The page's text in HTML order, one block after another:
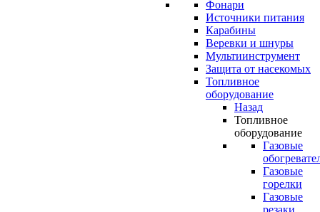
Фонари
Источники питания
Карабины
Веревки и шнуры
Мультиинструмент
Защита от насекомых
Топливное
оборудование
Назад
Топливное
оборудование
Газовые
Газовые
горелки
Газовые
резаки